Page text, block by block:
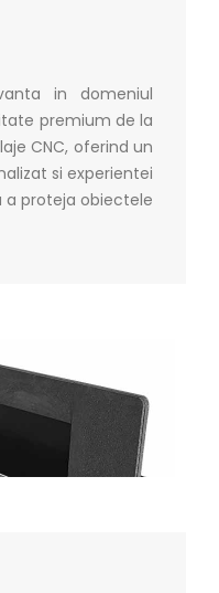
in domeniul
premium de la
CNC, oferind un
si experientei
a proteja obiectele